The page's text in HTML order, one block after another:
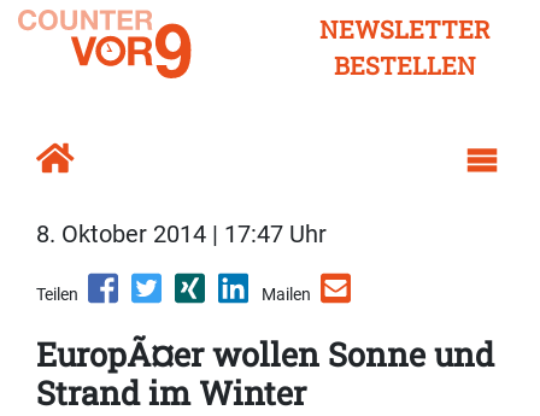
NEWSLETTER
BESTELLEN
8. Oktober 2014 | 17:47 Uhr
Teilen Mailen
EuropÃ¤er wollen Sonne und
Strand im Winter